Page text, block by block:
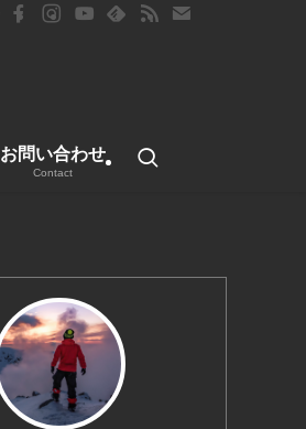
お問い合わせ
Contact